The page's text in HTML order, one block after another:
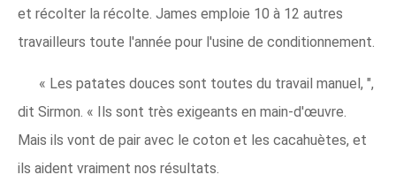
et récolter la récolte. James emploie 10 à 12 autres
travailleurs toute l'année pour l'usine de conditionnement.
« Les patates douces sont toutes du travail manuel, ",
dit Sirmon. « Ils sont très exigeants en main-d'œuvre.
Mais ils vont de pair avec le coton et les cacahuètes, et
ils aident vraiment nos résultats.